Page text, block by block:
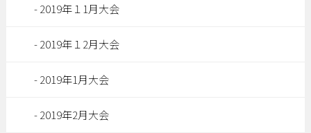
2019年１1月大会
2019年１2月大会
2019年1月大会
2019年2月大会